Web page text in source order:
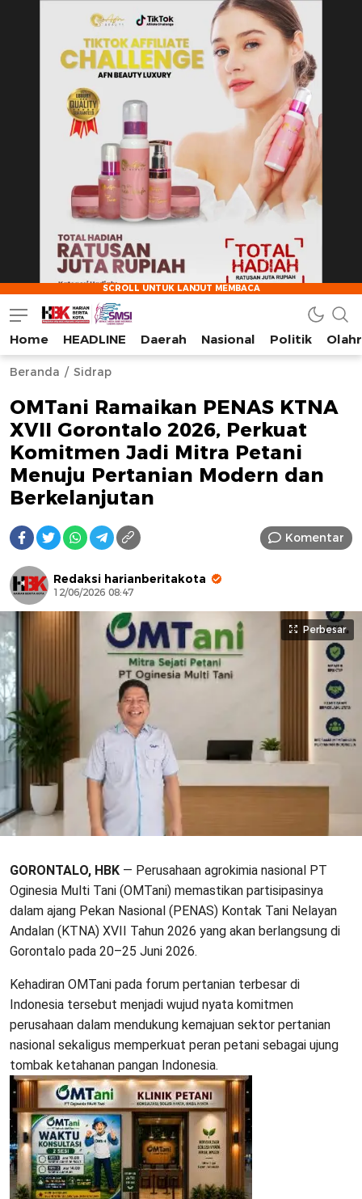
HarianBeritaKota
Mengabarkan Setiap Detil, Sudut, dan Cerita Kota
Home HEADLINE Daerah Nasional Politik
Beranda Sidrap
OMTani Ramaikan PENAS KTNA
XVII Gorontalo 2026, Perkuat
Komitmen Jadi Mitra Petani
Menuju Pertanian Modern dan
Berkelanjutan
Komentar
Redaksi harianberitakota
12/06/2026 08:47
Perbesar
GORONTALO, HBK — Perusahaan agrokimia nasional PT
Oginesia Multi Tani (OMTani) memastikan partisipasinya
dalam ajang Pekan Nasional (PENAS) Kontak Tani Nelayan
Andalan (KTNA) XVII Tahun 2026 yang akan berlangsung di
Gorontalo pada 20–25 Juni 2026.
Kehadiran OMTani pada forum pertanian terbesar di
Indonesia tersebut menjadi wujud nyata komitmen
perusahaan dalam mendukung kemajuan sektor pertanian
nasional sekaligus memperkuat peran petani sebagai ujung
tombak ketahanan pangan Indonesia.